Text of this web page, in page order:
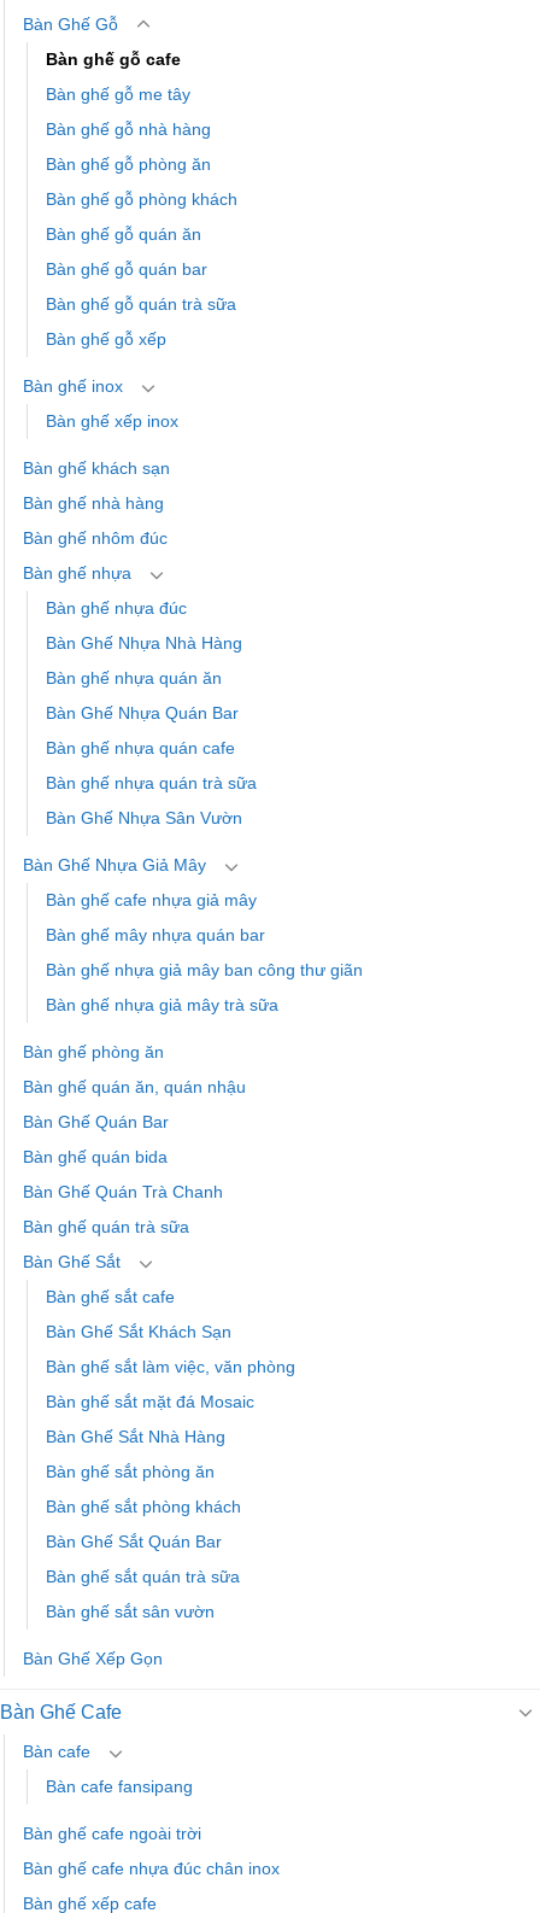
Bàn Ghế Gỗ
Bàn ghế gỗ cafe
Bàn ghế gỗ me tây
Bàn ghế gỗ nhà hàng
Bàn ghế gỗ phòng ăn
Bàn ghế gỗ phòng khách
Bàn ghế gỗ quán ăn
Bàn ghế gỗ quán bar
Bàn ghế gỗ quán trà sữa
Bàn ghế gỗ xếp
Bàn ghế inox
Bàn ghế xếp inox
Bàn ghế khách sạn
Bàn ghế nhà hàng
Bàn ghế nhôm đúc
Bàn ghế nhựa
Bàn ghế nhựa đúc
Bàn Ghế Nhựa Nhà Hàng
Bàn ghế nhựa quán ăn
Bàn Ghế Nhựa Quán Bar
Bàn ghế nhựa quán cafe
Bàn ghế nhựa quán trà sữa
Bàn Ghế Nhựa Sân Vườn
Bàn Ghế Nhựa Giả Mây
Bàn ghế cafe nhựa giả mây
Bàn ghế mây nhựa quán bar
Bàn ghế nhựa giả mây ban công thư giãn
Bàn ghế nhựa giả mây trà sữa
Bàn ghế phòng ăn
Bàn ghế quán ăn, quán nhậu
Bàn Ghế Quán Bar
Bàn ghế quán bida
Bàn Ghế Quán Trà Chanh
Bàn ghế quán trà sữa
Bàn Ghế Sắt
Bàn ghế sắt cafe
Bàn Ghế Sắt Khách Sạn
Bàn ghế sắt làm việc, văn phòng
Bàn ghế sắt mặt đá Mosaic
Bàn Ghế Sắt Nhà Hàng
Bàn ghế sắt phòng ăn
Bàn ghế sắt phòng khách
Bàn Ghế Sắt Quán Bar
Bàn ghế sắt quán trà sữa
Bàn ghế sắt sân vườn
Bàn Ghế Xếp Gọn
Bàn Ghế Cafe
Bàn cafe
Bàn cafe fansipang
Bàn ghế cafe ngoài trời
Bàn ghế cafe nhựa đúc chân inox
Bàn ghế xếp cafe